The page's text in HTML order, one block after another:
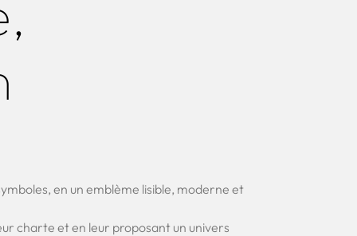
en un emblème lisible, moderne et
charte et en leur proposant un univers